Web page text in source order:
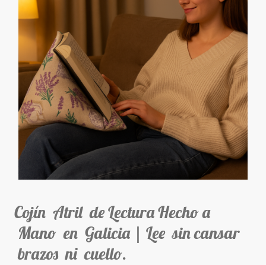
Cojín Atril de Lectura Hecho a
Mano en Galicia | Lee sin cansar
brazos ni cuello.